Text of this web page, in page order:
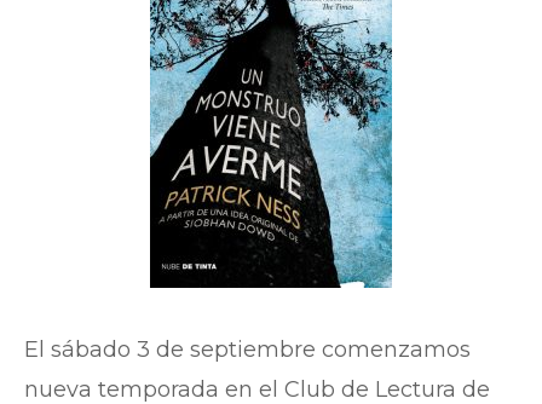
El sábado 3 de septiembre comenzamos
nueva temporada en el Club de Lectura de